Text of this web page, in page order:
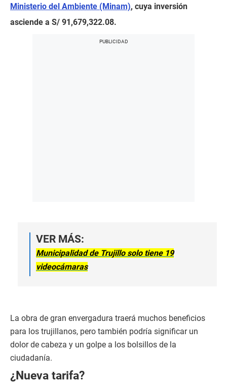
Ministerio del Ambiente (Minam), cuya inversión
asciende a S/ 91,679,322.08.
VER MÁS:
Municipalidad de Trujillo solo tiene 19
videocámaras
La obra de gran envergadura traerá muchos beneficios
para los trujillanos, pero también podría significar un
dolor de cabeza y un golpe a los bolsillos de la
ciudadanía.
¿Nueva tarifa?